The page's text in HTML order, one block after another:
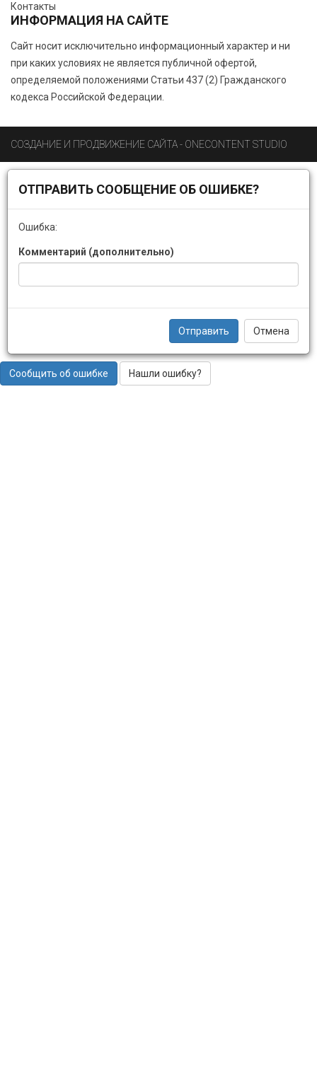
Контакты
ИНФОРМАЦИЯ НА САЙТЕ
Сайт носит исключительно информационный характер и ни
при каких условиях не является публичной офертой,
определяемой положениями Статьи 437 (2) Гражданского
кодекса Российской Федерации.
СОЗДАНИЕ И ПРОДВИЖЕНИЕ САЙТА - ONECONTENT STUDIO
ОТПРАВИТЬ СООБЩЕНИЕ ОБ ОШИБКЕ?
Ошибка:
Комментарий (дополнительно)
Отправить Отмена
Сообщить об ошибке Нашли ошибку?